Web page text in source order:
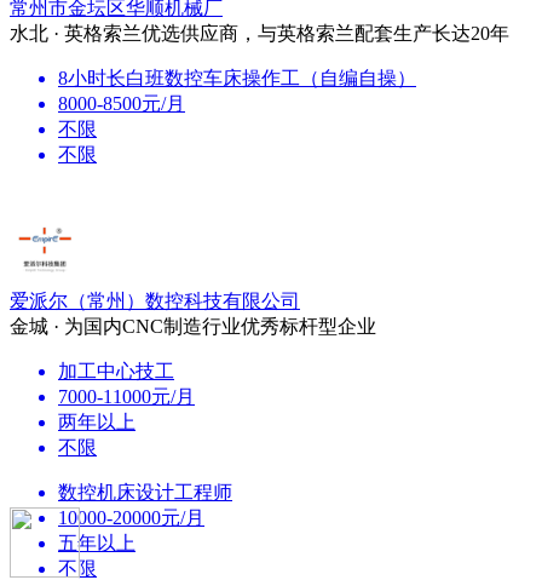
常州市金坛区华顺机械厂
水北 · 英格索兰优选供应商，与英格索兰配套生产长达20年
8小时长白班数控车床操作工（自编自操）
8000-8500元/月
不限
不限
爱派尔（常州）数控科技有限公司
金城 · 为国内CNC制造行业优秀标杆型企业
加工中心技工
7000-11000元/月
两年以上
不限
数控机床设计工程师
10000-20000元/月
五年以上
不限